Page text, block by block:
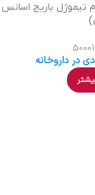
تیموژل باریج اسانس
در داروخانه